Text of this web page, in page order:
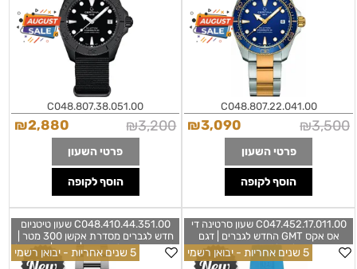
C048.807.22.041.00
₪3,500
₪3,090
פרטי השעון
הוסף לקופה
C048.807.38.051.00
₪3,200
₪2,880
פרטי השעון
הוסף לקופה
C047.452.17.011.00 שעון סרטינה די
אס אקס GMT החדש לגברים | דגם
ספורטיבי בלוח לבן עם רצועת ספורט
מיוחדת | מנגנון שווצרי Certina DS-X
5 שנים אחריות - יבואן רשמי
C048.410.44.351.00 שעון טיטניום
חדש לגברים מסדרת אקשן 300 מטר |
לוח טיפני תכלת מיוחד |וזרחני | שעון קל
משקל כולל 5 שנים אחריות יבואן רשמי |
5 שנים אחריות - יבואן רשמי